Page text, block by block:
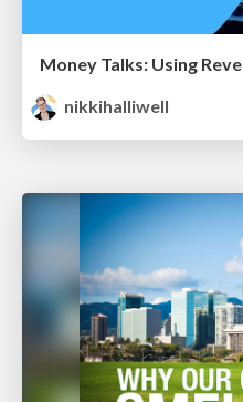
Money Talks: Using
nikkihalliwell